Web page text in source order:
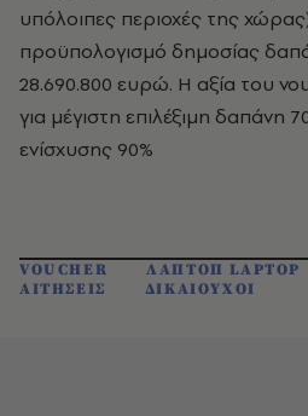
υπόλοιπες περιοχές της
προϋπολογισμό δημοσίας
28.690.800 ευρώ. Η αξία του
για μέγιστη επιλέξιμη
ενίσχυσης 90%
VOUCHER ΛΑΠΤΟΠ LAPTOP
ΑΙΤΗΣΕΙΣ
ΔΙΚΑΙΟΥΧΟΙ